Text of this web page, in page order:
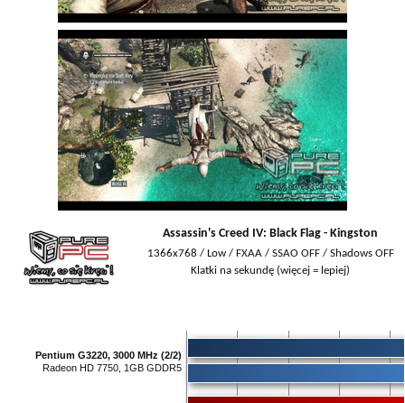
Assassin's Creed IV: Black Flag - Kingston
1366x768 / Low / FXAA / SSAO OFF / Shadows OFF
Klatki na sekundę (więcej = lepiej)
Pentium G3220, 3000 MHz (2/2)
Radeon HD 7750, 1GB GDDR5